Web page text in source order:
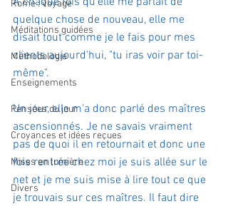
Rome : voyage
Méditations guidées
Méthodologie
Enseignements
Pensées du jour
Croyances et idées reçues
Mises en lumière
Divers
quelque chose de nouveau, elle me
disait tout comme je le fais pour mes
clients aujourd'hui, "tu iras voir par toi-
même".
Un jour, elle m'a donc parlé des maîtres
ascensionnés. Je ne savais vraiment
pas de quoi il en retournait et donc une
fois rentrée chez moi je suis allée sur le
net et je me suis mise à lire tout ce que
je trouvais sur ces maîtres. Il faut dire